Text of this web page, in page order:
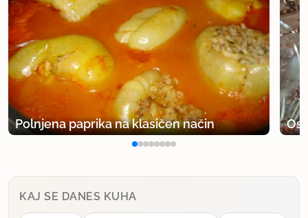
Polnjena paprika na klasičen način
KAJ SE DANES KUHA